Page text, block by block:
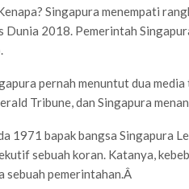
Singapura menempati
Dunia 2018. Pemerintah
pernah menuntut dua
Tribune, dan Singapura
1971 bapak bangsa Singapura
sebuah koran. Katanya,
sebuah pemerintahan.Â